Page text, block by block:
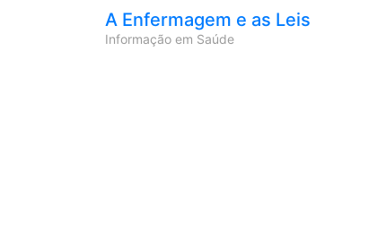
A Enfermagem e as Leis
Informação em Saúde